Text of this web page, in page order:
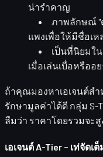
น่ารำคาญ
ภาพลักษณ์ "
แพงเพื่อให้มีชื่อเ
เป็นที่นิยมใ
เมื่อเล่นเบื่อหรืออ
ถ้าคุณมองหาเอเจนต์ส
รักษามูลค่าได้ดี กลุ่ม S-
ลืมว่า ราคาโดยรวมจะ
เอเจนต์ A-Tier – เท่จัด